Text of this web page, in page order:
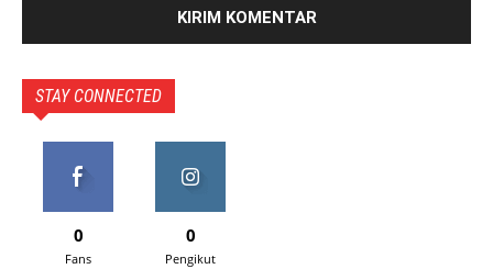
STAY CONNECTED
0
Fans
0
Pengikut